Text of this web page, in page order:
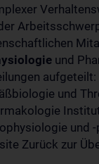
und
aufgeteilt:
und
und
Zurück zur